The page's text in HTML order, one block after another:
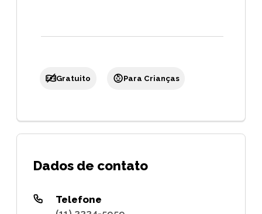
Gratuito Para Crianças
Dados de contato
Telefone